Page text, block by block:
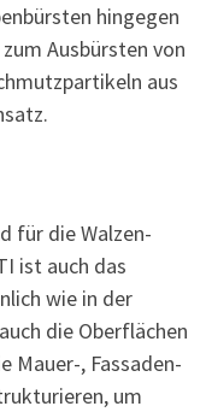
hingegen
Ausbürsten von
aus
für die Walzen-
ist auch das
wie in der
die Oberflächen
Mauer-, Fassaden-
um